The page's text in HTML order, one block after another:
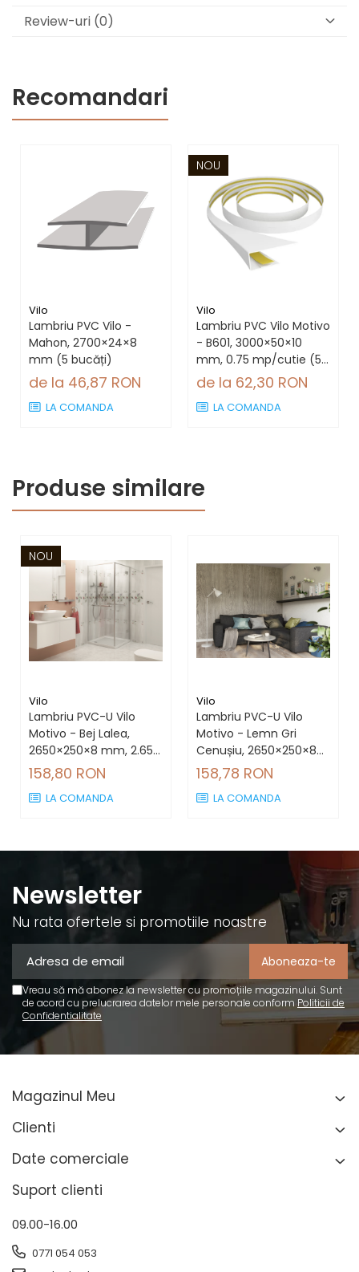
Review-uri (0)
Recomandari
Vilo
Lambriu PVC Vilo -
Mahon, 2700×24×8
mm (5 bucăți)
de la 46,87 RON
LA COMANDA
NOU
Vilo
Lambriu PVC Vilo Motivo
- B601, 3000×50×10
mm, 0.75 mp/cutie (5
bucăți)
de la 62,30 RON
LA COMANDA
Produse similare
NOU
Vilo
Lambriu PVC-U Vilo
Motivo - Bej Lalea,
2650×250×8 mm, 2.65
mp/cutie (4 bucăți)
158,80 RON
LA COMANDA
Vilo
Lambriu PVC-U Vilo
Motivo - Lemn Gri
Cenușiu, 2650×250×8
mm, 2.65 mp/cutie (4
bucăți)
158,78 RON
LA COMANDA
Newsletter
Nu rata ofertele si promotiile noastre
Vreau să mă abonez la newsletter cu promoțiile magazinului. Sunt
de acord cu prelucrarea datelor mele personale conform Politicii de
Confidentialitate
Magazinul Meu
Clienti
Date comerciale
Suport clienti
09.00-16.00
0771 054 053